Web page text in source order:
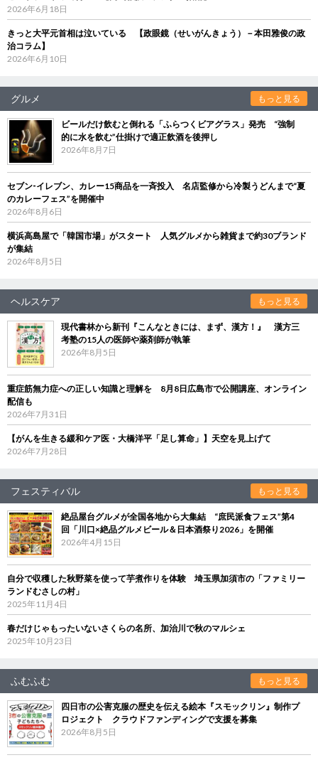
2026年6月18日
きっと大平元首相は泣いている 【政眼鏡（せいがんきょう）－本田雅俊の政
治コラム】
2026年6月10日
グルメ もっと見る
ビールだけ飲むと倒れる「ふらつくビアグラス」発売 “強制
的に水を飲む”仕掛けで適正飲酒を後押し
2026年8月7日
セブン‐イレブン、カレー15商品を一斉投入 名店監修から冷製うどんまで“夏
のカレーフェス”を開催中
2026年8月6日
横浜高島屋で「韓国市場」がスタート 人気グルメから雑貨まで約30ブランド
が集結
2026年8月5日
ヘルスケア もっと見る
現代書林から新刊『こんなときには、まず、漢方！』 漢方三
考塾の15人の医師や薬剤師が執筆
2026年8月5日
重症筋無力症への正しい知識と理解を 8月8日広島市で公開講座、オンライン
配信も
2026年7月31日
【がんを生きる緩和ケア医・大橋洋平「足し算命」】天空を見上げて
2026年7月28日
フェスティバル もっと見る
絶品屋台グルメが全国各地から大集結 “庶民派食フェス”第4
回「川口×絶品グルメビール＆日本酒祭り2026」を開催
2026年4月15日
自分で収穫した秋野菜を使って芋煮作りを体験 埼玉県加須市の「ファミリー
ランドむさしの村」
2025年11月4日
春だけじゃもったいないさくらの名所、加治川で秋のマルシェ
2025年10月23日
ふむふむ もっと見る
四日市の公害克服の歴史を伝える絵本『スモックリン』制作プ
ロジェクト クラウドファンディングで支援を募集
2026年8月5日